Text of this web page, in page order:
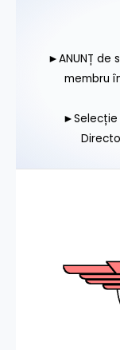
►ANUNȚ de
membru
►Selecție